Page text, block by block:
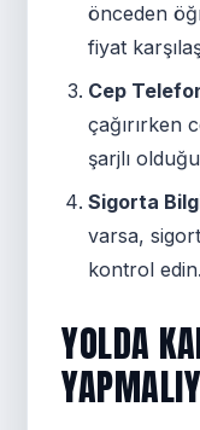
önceden
fiyat
Cep
çağırırken
şarjlı
Sigorta
varsa,
kontrol edin.
YOLDA